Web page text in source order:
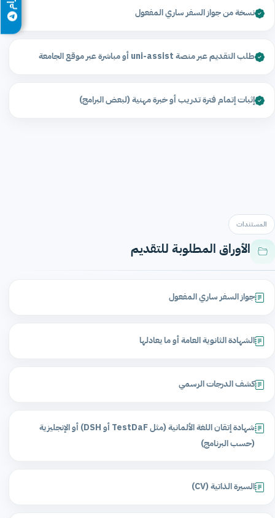
نسخة من جواز السفر ساري المفعول
طلب التقديم عبر منصة uni-assist أو مباشرة عبر موقع الجامعة
إثبات إتمام فترة تدريب أو خبرة مهنية (لبعض البرامج)
المستندات
الأوراق المطلوبة للتقديم
جواز السفر ساري المفعول
الشهادة الثانوية العامة أو ما يعادلها
كشف الدرجات الرسمي
شهادة إتقان اللغة الألمانية (مثل TestDaF أو DSH) أو الإنجليزية
(حسب البرنامج)
السيرة الذاتية (CV)